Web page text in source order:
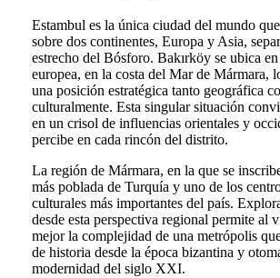
Estambul es la única ciudad del mundo
sobre dos continentes, Europa y Asia,
estrecho del Bósforo. Bakırköy se ubica
europea, en la costa del Mar de Mármara,
una posición estratégica tanto geográfica
culturalmente. Esta singular situación
en un crisol de influencias orientales y
percibe en cada rincón del distrito.
La región de Mármara, en la que se
más poblada de Turquía y uno de los
culturales más importantes del país.
desde esta perspectiva regional permite al
mejor la complejidad de una metrópolis
de historia desde la época bizantina y
modernidad del siglo XXI.